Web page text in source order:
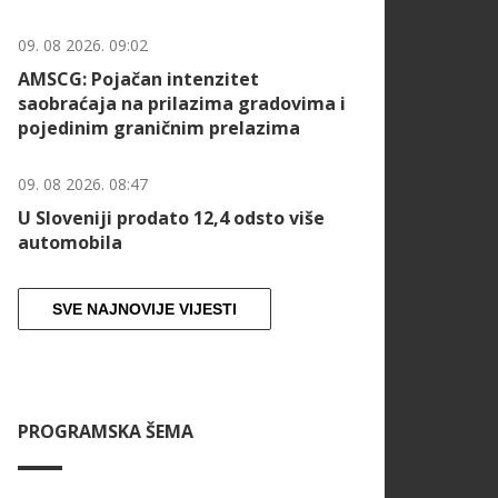
09. 08 2026. 09:02
AMSCG: Pojačan intenzitet
saobraćaja na prilazima gradovima i
pojedinim graničnim prelazima
09. 08 2026. 08:47
U Sloveniji prodato 12,4 odsto više
automobila
SVE NAJNOVIJE VIJESTI
PROGRAMSKA ŠEMA